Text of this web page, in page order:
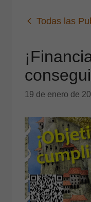
Todas las
19 de enero de